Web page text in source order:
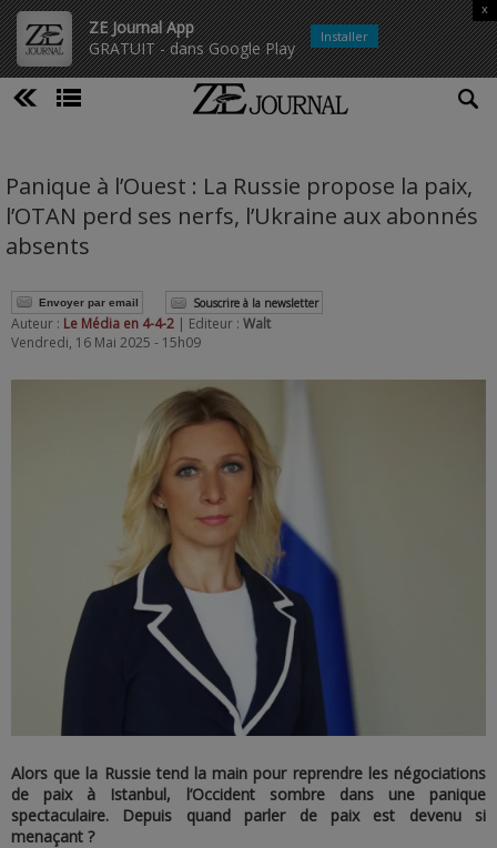
ZE Journal App
GRATUIT - dans Google Play
x
Installer
Panique à l’Ouest : La Russie propose la paix,
l’OTAN perd ses nerfs, l’Ukraine aux abonnés
absents
Envoyer par email Souscrire à la newsletter
Auteur : Le Média en 4-4-2 | Editeur : Walt
Vendredi, 16 Mai 2025 - 15h09
Alors que la Russie tend la main pour reprendre les négociations
de paix à Istanbul, l’Occident sombre dans une panique
spectaculaire. Depuis quand parler de paix est devenu si
menaçant ?